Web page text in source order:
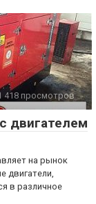
418 просмотров
двигателем
на рынок
двигатели,
в различное